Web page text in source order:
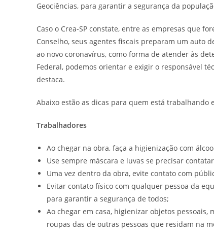
Geociências, para garantir a segurança da
Caso o Crea-SP constate, entre as empresas que
Conselho, seus agentes fiscais preparam um auto
ao novo coronavírus, como forma de atender às
Federal, podemos orientar e exigir o responsável
destaca.
Abaixo estão as dicas para quem está
Trabalhadores
Ao chegar na obra, faça a higienização com
Use sempre máscara e luvas se precisar
Uma vez dentro da obra, evite contato com
Evitar contato físico com qualquer pessoa da
para garantir a segurança de todos;
Ao chegar em casa, higienizar objetos
roupas das de outras pessoas que residam na